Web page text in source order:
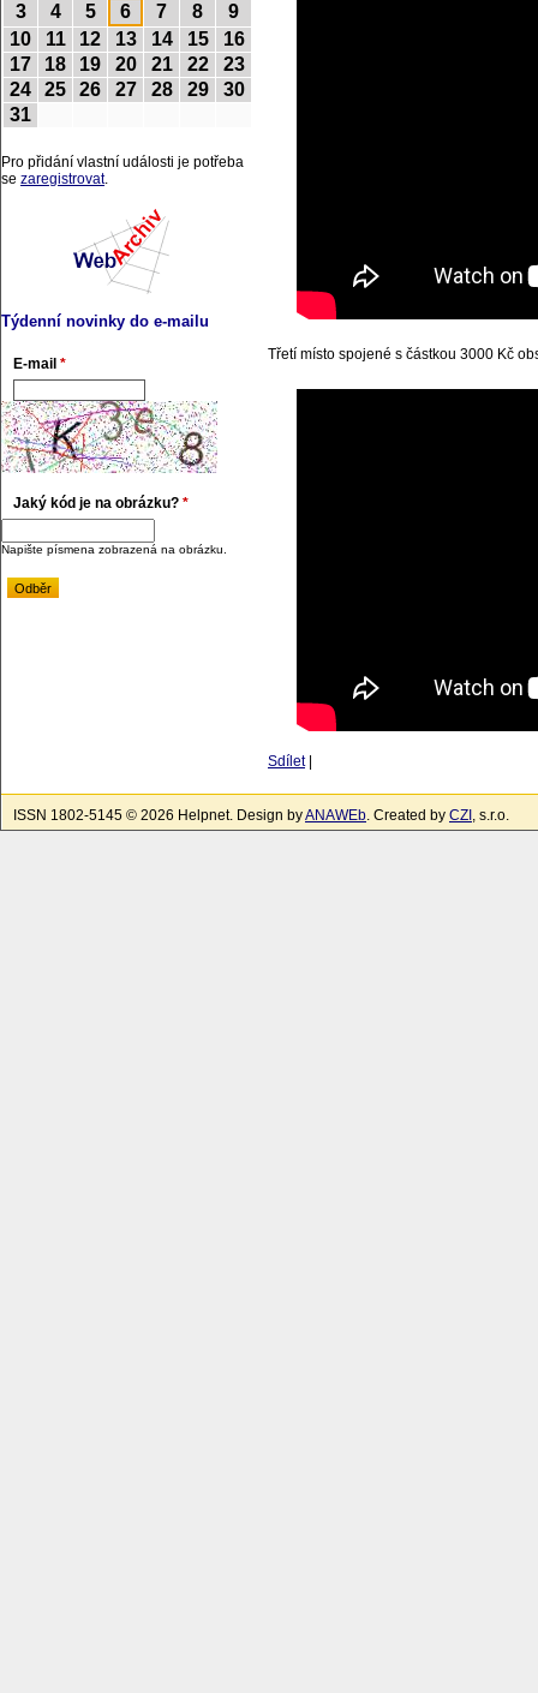
Třetí místo spojené s částkou 3000 Kč
Sdílet
3
4 5 6 7 8
9
10
11 12 13 14 15
16
17
18 19 20 21 22
23
24
25 26 27 28 29
30
31
Pro přidání vlastní události je potřeba
se zaregistrovat.
Týdenní novinky do e-mailu
E-mail *
Jaký kód je na obrázku? *
Napište písmena zobrazená na obrázku.
ISSN 1802-5145 © 2026 Helpnet. Design byANAWEb. Created by CZI , s.r.o.